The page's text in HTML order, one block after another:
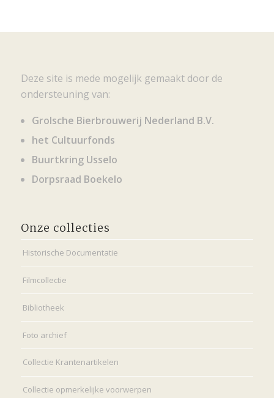
Deze site is mede mogelijk gemaakt door de
ondersteuning van:
Grolsche Bierbrouwerij Nederland B.V.
het Cultuurfonds
Buurtkring Usselo
Dorpsraad Boekelo
Onze collecties
Historische Documentatie
Filmcollectie
Bibliotheek
Foto archief
Collectie Krantenartikelen
Collectie opmerkelijke voorwerpen